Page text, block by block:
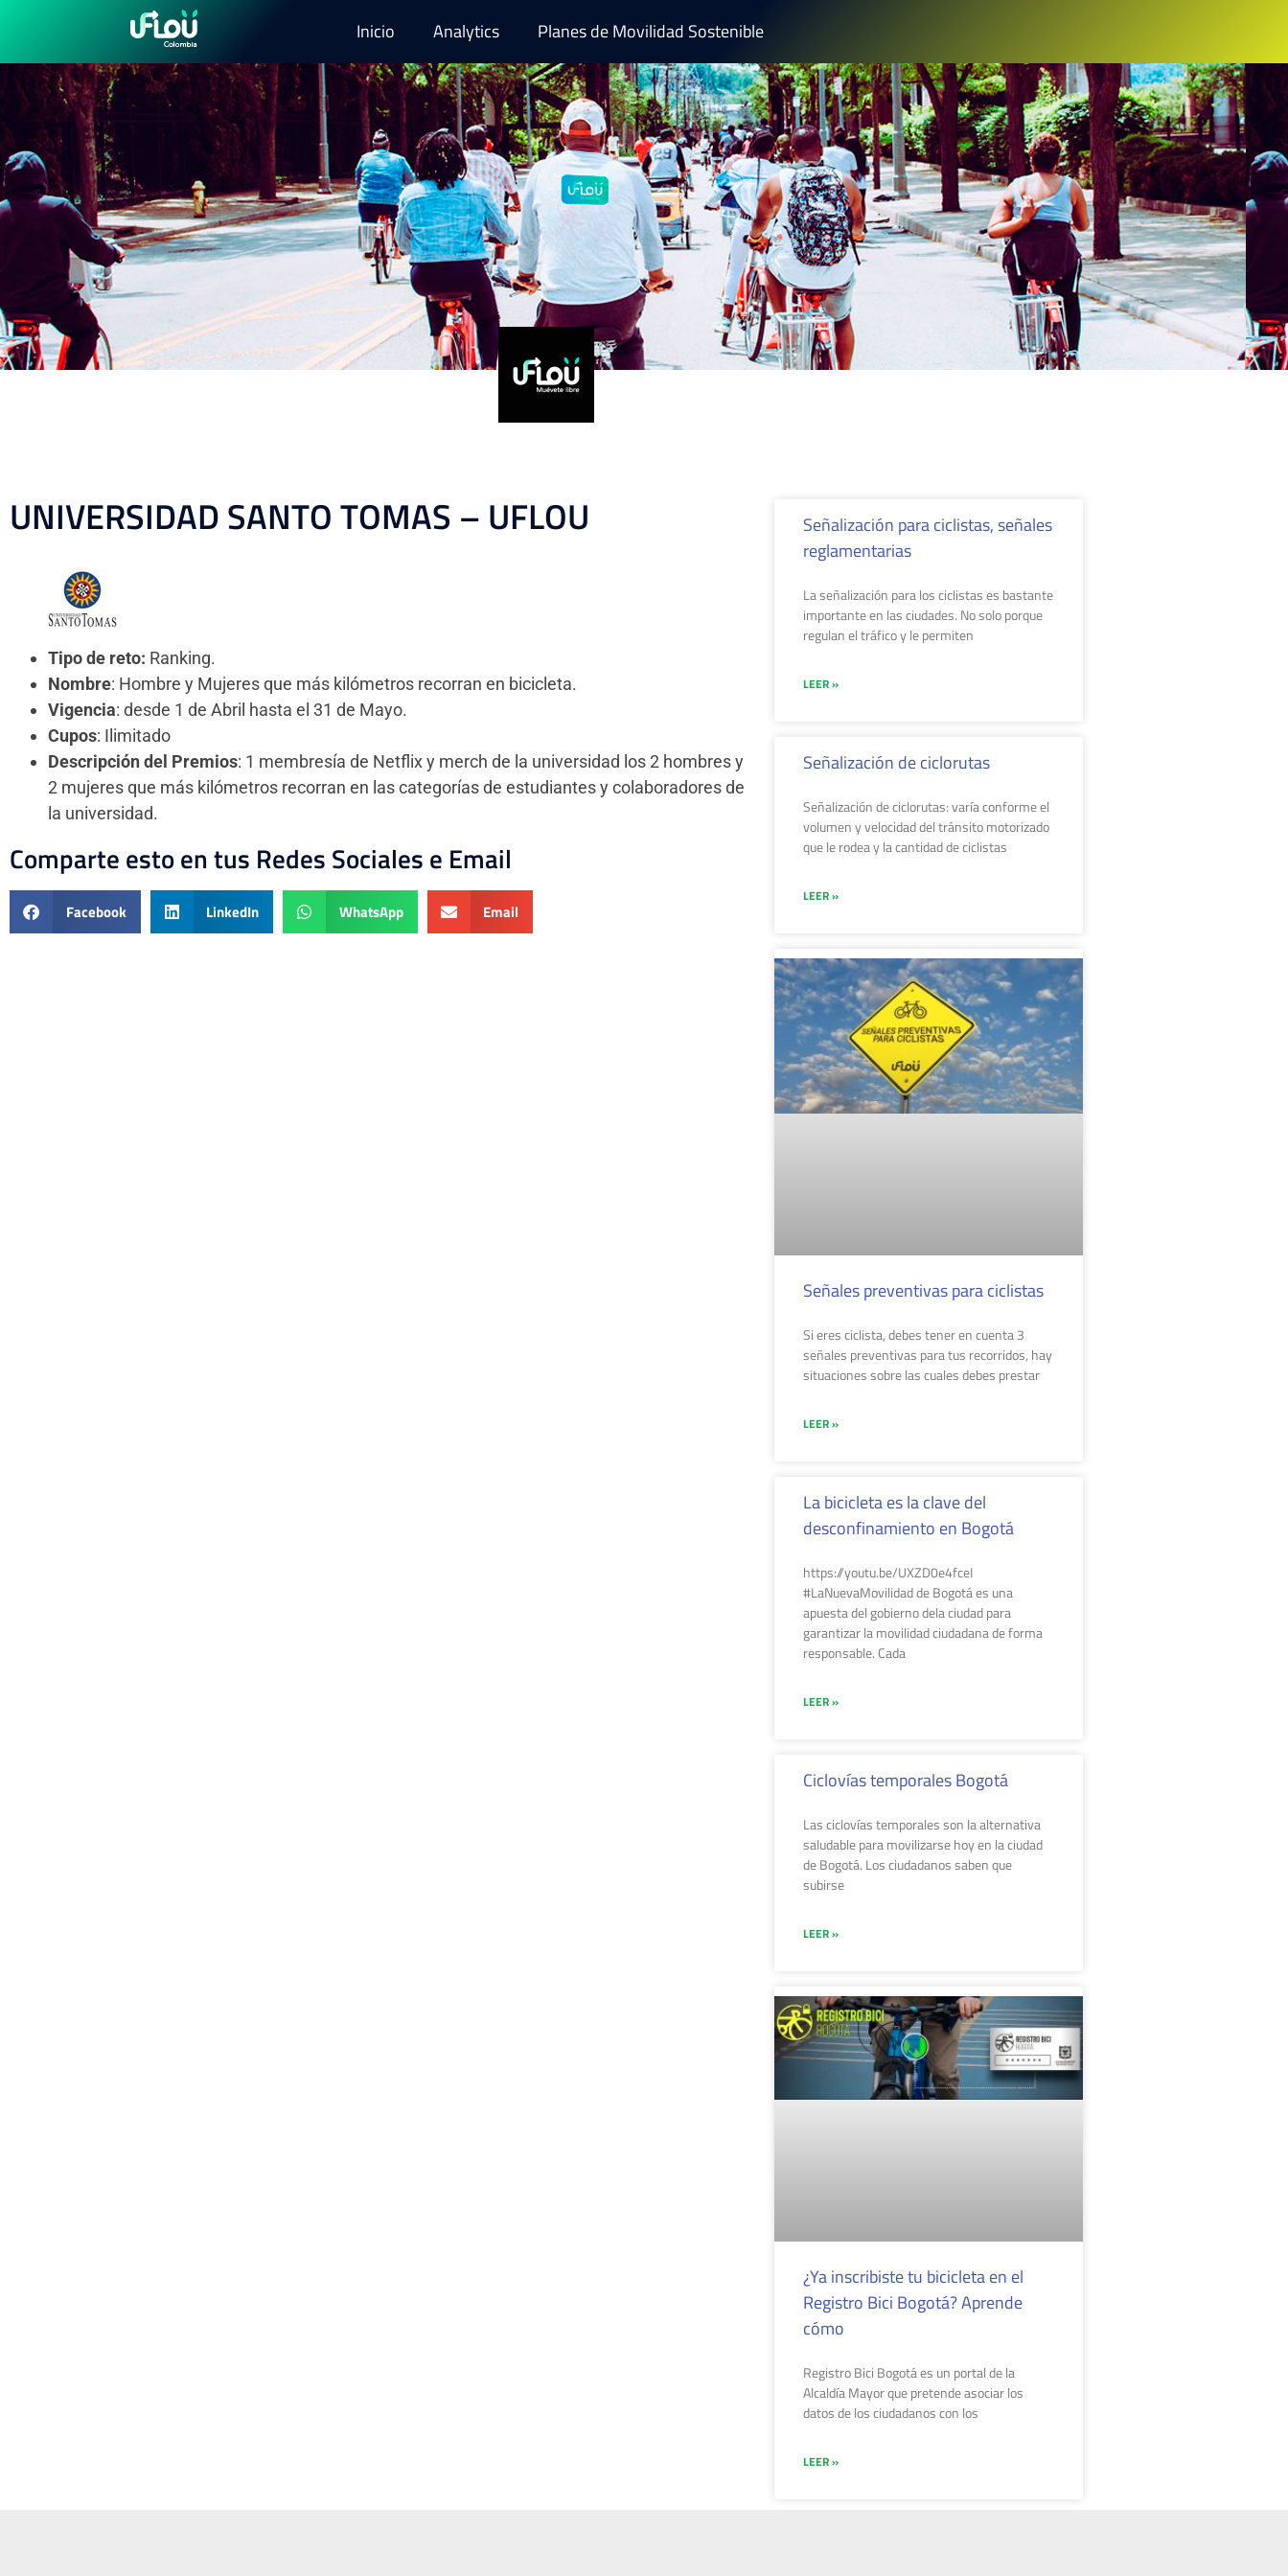
Inicio Analytics Planes de Movilidad Sostenible
UNIVERSIDAD SANTO TOMAS – UFLOU
Tipo de reto: Ranking.
Nombre: Hombre y Mujeres que más kilómetros recorran en bicicleta.
Vigencia: desde 1 de Abril hasta el 31 de Mayo.
Cupos: Ilimitado
Descripción del Premios: 1 membresía de Netflix y merch de la universidad los 2 hombres y
2 mujeres que más kilómetros recorran en las categorías de estudiantes y colaboradores de
la universidad.
Comparte esto en tus Redes Sociales e Email
Facebook LinkedIn WhatsApp Email
Señalización para ciclistas, señales
reglamentarias
La señalización para los ciclistas es bastante
importante en las ciudades. No solo porque
regulan el tráfico y le permiten
LEER »
Señalización de ciclorutas
Señalización de ciclorutas: varía conforme el
volumen y velocidad del tránsito motorizado
que le rodea y la cantidad de ciclistas
LEER »
Señales preventivas para ciclistas
Si eres ciclista, debes tener en cuenta 3
señales preventivas para tus recorridos, hay
situaciones sobre las cuales debes prestar
LEER »
La bicicleta es la clave del
desconfinamiento en Bogotá
https://youtu.be/UXZD0e4fceI
#LaNuevaMovilidad de Bogotá es una
apuesta del gobierno dela ciudad para
garantizar la movilidad ciudadana de forma
responsable. Cada
LEER »
Ciclovías temporales Bogotá
Las ciclovías temporales son la alternativa
saludable para movilizarse hoy en la ciudad
de Bogotá. Los ciudadanos saben que
subirse
LEER »
¿Ya inscribiste tu bicicleta en el
Registro Bici Bogotá? Aprende
cómo
Registro Bici Bogotá es un portal de la
Alcaldía Mayor que pretende asociar los
datos de los ciudadanos con los
LEER »